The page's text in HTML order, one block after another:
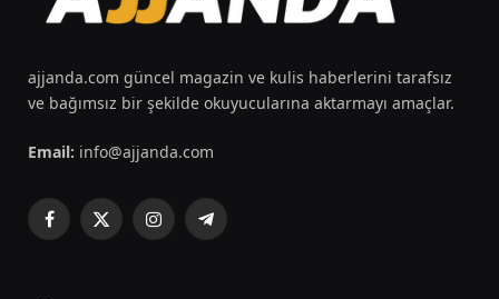
ajjanda.com güncel magazin ve kulis haberlerini tarafsız
ve bağımsız bir şekilde okuyucularına aktarmayı amaçlar.
Email: info@ajjanda.com
Facebook
X
InstagramTelegram